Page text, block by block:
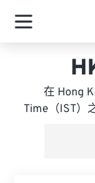
在 Hong
Time（IST）